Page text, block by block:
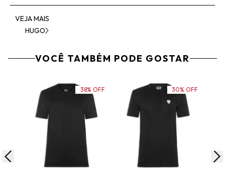
VEJA MAIS
HUGO
VOCÊ TAMBÉM PODE GOSTAR
ADICIONAR AO CARRINHO
38% OFF
ADICIONAR AO CARRINHO
30% OFF